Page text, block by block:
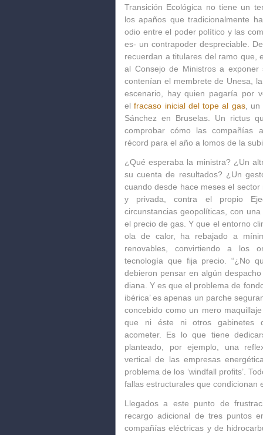
Transición Ecológica no tiene un
los apaños que tradicionalmente
odio entre el poder político y las
es- un contrapoder despreciable.
recuerdan a titulares del ramo que,
al Consejo de Ministros a
contenían el membrete de Unesa ,
escenario, hay quien pagaría por
elfracaso inicial del tope al gas, un
Sánchez en Bruselas. Un rictus
comprobar cómo las compañías
récord para el año a lomos de la
¿Qué esperaba la ministra? ¿Un
su cuenta de resultados? ¿Un
cuando desde hace meses el
y privada, contra el propio
circunstancias geopolíticas, con
el precio de gas. Y que el entorno
ola de calor, ha rebajado a
renovables, convirtiendo a los
tecnología que fija precio . “¿No
debieron pensar en algún
diana. Y es que el problema de
ibérica’ es apenas un parche
concebido como un mero
que ni éste ni otros gabinetes
acometer.
Es lo que tiene
planteado, por ejemplo, una
vertical de las empresas
problema de los ‘windfall profits’.
fallas estructurales que condicionan
Llegados a este punto de
recargo adicional de tres puntos
compañías eléctricas y de